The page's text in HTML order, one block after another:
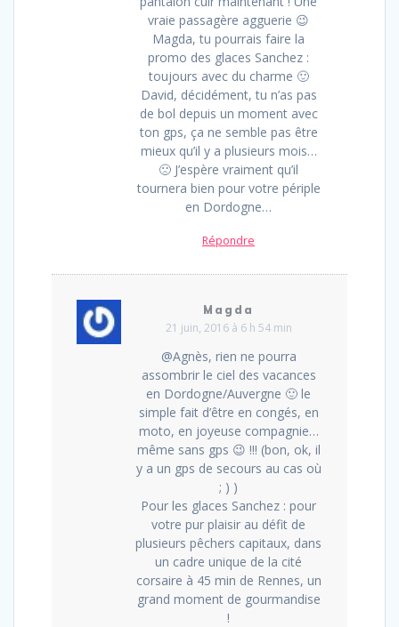
vraie passagère agguerie 😉
Magda, tu pourrais faire la
promo des glaces Sanchez :
toujours avec du charme 🙂
David, décidément, tu n’as pas
de bol depuis un moment avec
ton gps, ça ne semble pas être
mieux qu’il y a plusieurs mois…
🙁 J’espère vraiment qu’il
tournera bien pour votre périple
en Dordogne…
Répondre
Magda
21 juin, 2016 à 6 h 54 min
@Agnès, rien ne pourra
assombrir le ciel des vacances
en Dordogne/Auvergne 🙂 le
simple fait d’être en congés, en
moto, en joyeuse compagnie…
même sans gps 😉 !!! (bon, ok, il
y a un gps de secours au cas où
; ) )
Pour les glaces Sanchez : pour
votre pur plaisir au défit de
plusieurs pêchers capitaux, dans
un cadre unique de la cité
corsaire à 45 min de Rennes, un
grand moment de gourmandise
!